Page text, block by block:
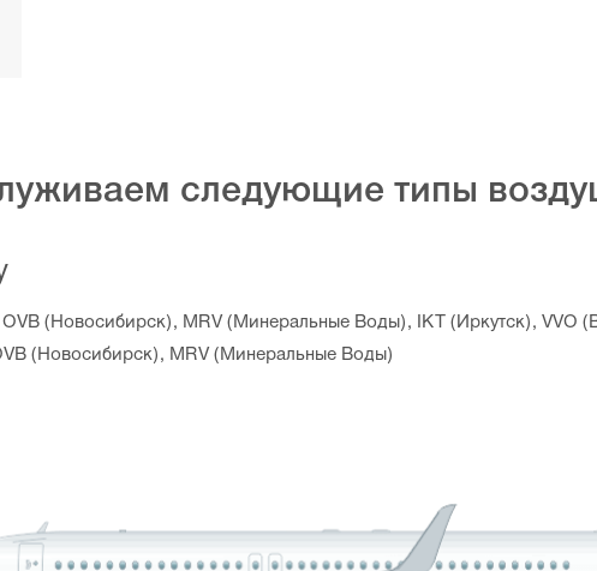
следующие типы
(Новосибирск), MRV (Минеральные Воды), IKT (Иркутск), VVO
(Новосибирск), MRV (Минеральные Воды)